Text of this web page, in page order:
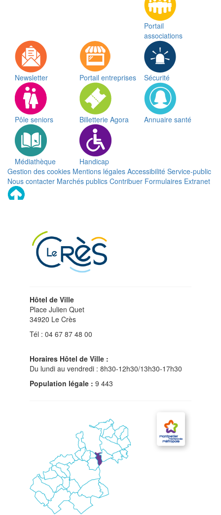
Portail
associations
Newsletter Portail entreprises Sécurité
Pôle seniors Billetterie Agora Annuaire santé
Médiathèque
Handicap
Gestion des cookies Mentions légales Accessibilité Service-public
Nous contacter Marchés publics Contribuer Formulaires Extranet
Remonter
Hôtel de Ville
Place Julien Quet
34920 Le Crès
Tél : 04 67 87 48 00
Horaires Hôtel de Ville :
Du lundi au vendredi : 8h30-12h30/13h30-17h30
Population légale : 9 443